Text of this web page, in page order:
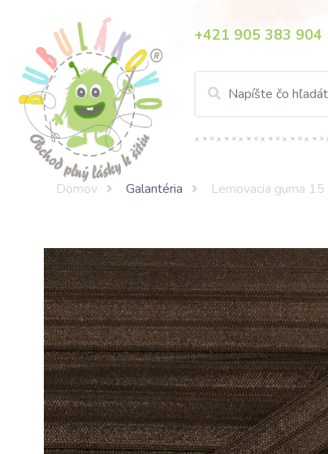
+421 905 383 904
Domov Galantéria Lemovacia guma